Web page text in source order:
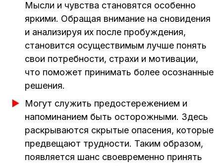
Мысли и чувства становятся особенно
яркими. Обращая внимание на сновидения
и анализируя их после пробуждения,
становится осуществимым лучше понять
свои потребности, страхи и мотивации,
что поможет принимать более осознанные
решения.
Могут служить предостережением и
напоминанием быть осторожными. Здесь
раскрываются скрытые опасения, которые
предвещают трудности. Таким образом,
появляется шанс своевременно принять